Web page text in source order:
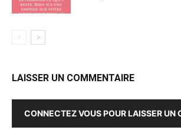
LAISSER UN COMMENTAIRE
CONNECTEZ VOUS POUR LAISSER UN